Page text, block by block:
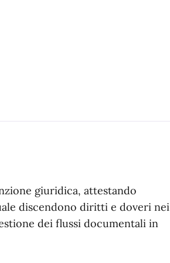
giuridica, attestando
discendono diritti e doveri nei
dei flussi documentali in